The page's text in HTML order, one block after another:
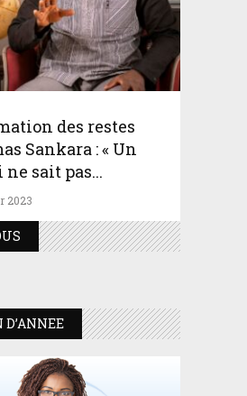
des restes
Sankara : « Un
sait pas...
2023
D’ANNEE